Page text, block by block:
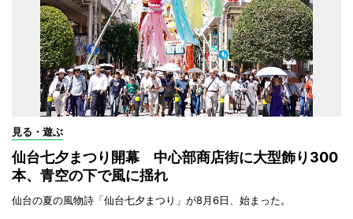
見る・遊ぶ
仙台七夕まつり開幕 中心部商店街に大型飾り300
本、青空の下で風に揺れ
仙台の夏の風物詩「仙台七夕まつり」が8月6日、始まった。